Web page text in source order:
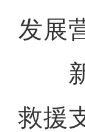
发展
新
救援